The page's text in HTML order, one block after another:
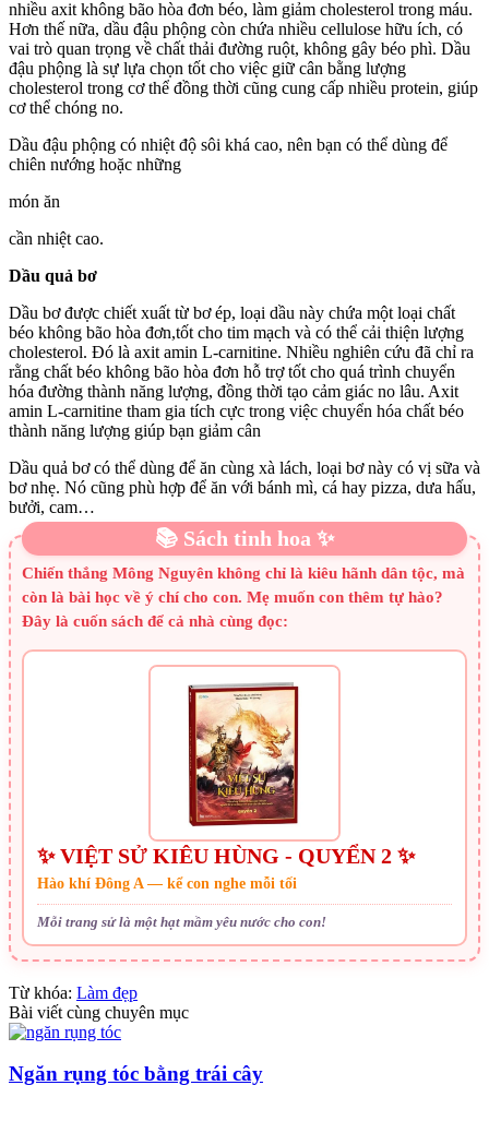
nhiều axit không bão hòa đơn béo, làm giảm cholesterol trong máu.
Hơn thế nữa, dầu đậu phộng còn chứa nhiều cellulose hữu ích, có
vai trò quan trọng về chất thải đường ruột, không gây béo phì. Dầu
đậu phộng là sự lựa chọn tốt cho việc giữ cân bằng lượng
cholesterol trong cơ thể đồng thời cũng cung cấp nhiều protein, giúp
cơ thể chóng no.
Dầu đậu phộng có nhiệt độ sôi khá cao, nên bạn có thể dùng để
chiên nướng hoặc những
món ăn
cần nhiệt cao.
Dầu quả bơ
Dầu bơ được chiết xuất từ bơ ép, loại dầu này chứa một loại chất
béo không bão hòa đơn,tốt cho tim mạch và có thể cải thiện lượng
cholesterol. Đó là axit amin L-carnitine. Nhiều nghiên cứu đã chỉ ra
rằng chất béo không bão hòa đơn hỗ trợ tốt cho quá trình chuyển
hóa đường thành năng lượng, đồng thời tạo cảm giác no lâu. Axit
amin L-carnitine tham gia tích cực trong việc chuyển hóa chất béo
thành năng lượng giúp bạn giảm cân
Dầu quả bơ có thể dùng để ăn cùng xà lách, loại bơ này có vị sữa và
bơ nhẹ. Nó cũng phù hợp để ăn với bánh mì, cá hay pizza, dưa hấu,
bưởi, cam…
📚 Sách tinh hoa ✨
Chiến thắng Mông Nguyên không chỉ là kiêu hãnh dân tộc, mà
còn là bài học về ý chí cho con. Mẹ muốn con thêm tự hào?
Đây là cuốn sách để cả nhà cùng đọc:
✨ VIỆT SỬ KIÊU HÙNG - QUYỂN 2 ✨
Hào khí Đông A — kể con nghe mỗi tối
Mỗi trang sử là một hạt mầm yêu nước cho con!
Từ khóa: Làm đẹp
Bài viết cùng chuyên mục
Ngăn rụng tóc bằng trái cây